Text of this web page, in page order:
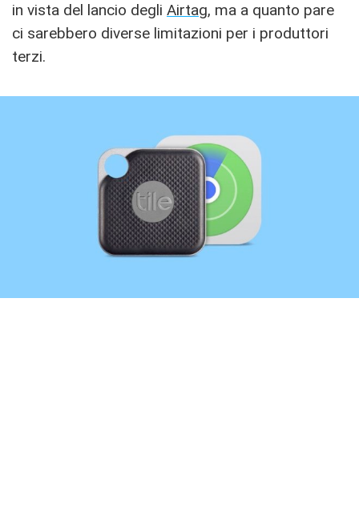
in vista del lancio degli Airtag, ma a quanto pare
ci sarebbero diverse limitazioni per i produttori
terzi.